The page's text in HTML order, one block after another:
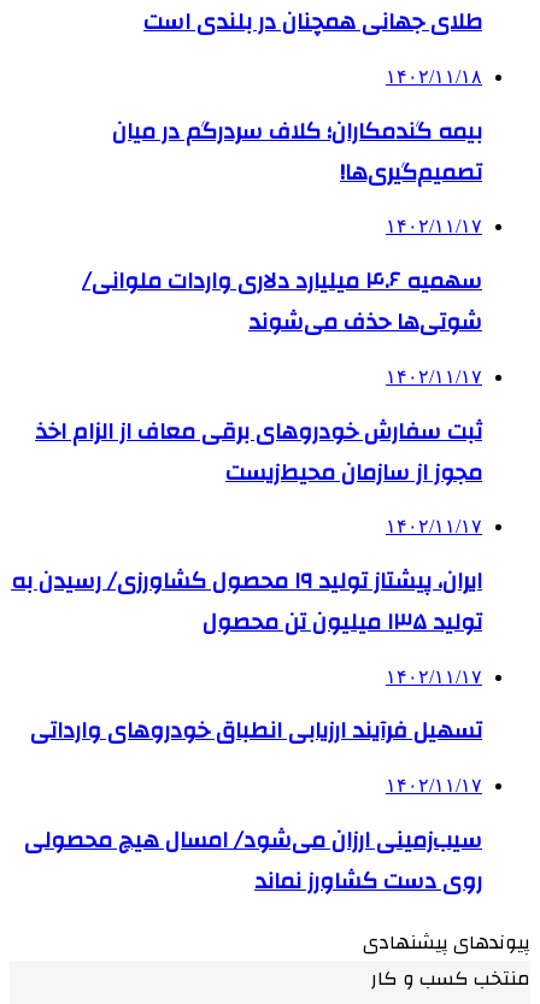
طلای جهانی همچنان در بلندی است
۱۴۰۲/۱۱/۱۸
بیمه گندمکاران؛ کلاف سردرگم در میان
تصمیم‌گیری‌ها!
۱۴۰۲/۱۱/۱۷
سهمیه ۴.۶ میلیارد دلاری واردات ملوانی/
شوتی‌ها حذف می‌شوند
۱۴۰۲/۱۱/۱۷
ثبت سفارش خودروهای برقی معاف از الزام اخذ
مجوز از سازمان محیط‌زیست
۱۴۰۲/۱۱/۱۷
ایران، پیشتاز تولید ۱۹ محصول کشاورزی/ رسیدن به
تولید ۱۳۵ میلیون تن محصول
۱۴۰۲/۱۱/۱۷
تسهیل فرآیند ارزیابی انطباق خودروهای وارداتی
۱۴۰۲/۱۱/۱۷
سیب‌زمینی ارزان می‌شود/ امسال هیچ محصولی
روی دست کشاورز نماند
پیوندهای پیشنهادی
منتخب کسب و کار